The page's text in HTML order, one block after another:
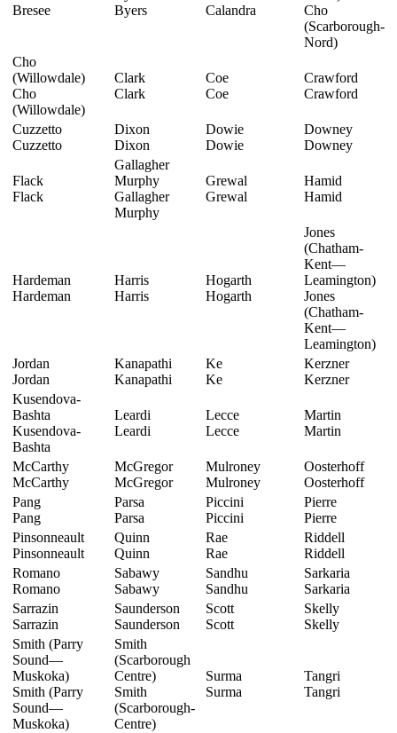
Bresee
Byers
Calandra
Cho
(Scarborough-
Nord)
Cho
(Willowdale)
Cho
(Willowdale)
Clark
Clark
Coe
Coe
Crawford
Crawford
Cuzzetto
Cuzzetto
Dixon
Dixon
Dowie
Dowie
Downey
Downey
Flack
Flack
Gallagher
Murphy
Gallagher
Murphy
Grewal
Grewal
Hamid
Hamid
Hardeman
Hardeman
Harris
Harris
Hogarth
Hogarth
Jones
(Chatham-
Kent—
Leamington)
Jones
(Chatham-
Kent—
Leamington)
Jordan
Jordan
Kanapathi
Kanapathi
Ke
Ke
Kerzner
Kerzner
Kusendova-
Bashta
Kusendova-
Bashta
Leardi
Leardi
Lecce
Lecce
Martin
Martin
McCarthy
McCarthy
McGregor
McGregor
Mulroney
Mulroney
Oosterhoff
Oosterhoff
Pang
Pang
Parsa
Parsa
Piccini
Piccini
Pierre
Pierre
Pinsonneault
Pinsonneault
Quinn
Quinn
Rae
Rae
Riddell
Riddell
Romano
Romano
Sabawy
Sabawy
Sandhu
Sandhu
Sarkaria
Sarkaria
Sarrazin
Sarrazin
Saunderson
Saunderson
Scott
Scott
Skelly
Skelly
Smith (Parry
Sound—
Muskoka)
Smith (Parry
Sound—
Muskoka)
Smith
(Scarborough
Centre)
Smith
(Scarborough-
Centre)
Surma
Surma
Tangri
Tangri